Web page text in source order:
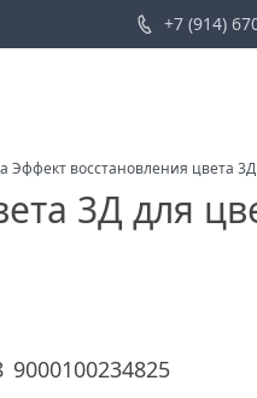
+7 (914)
Эффект восстановления цвета
3Д для
9000100234825